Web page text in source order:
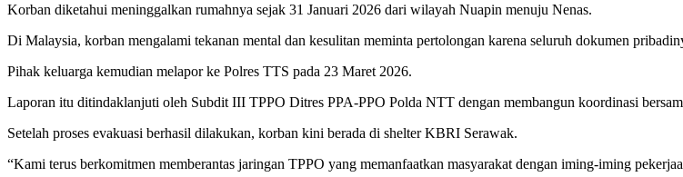
Korban diketahui meninggalkan rumahnya sejak 31 Januari 2026 dari wilayah Nuapin menuju Nenas.
Di Malaysia, korban mengalami tekanan mental dan kesulitan meminta pertolongan karena seluruh dokumen
Pihak keluarga kemudian melapor ke Polres TTS pada 23 Maret 2026.
Laporan itu ditindaklanjuti oleh Subdit III TPPO Ditres PPA-PPO Polda NTT dengan membangun koordinasi
Setelah proses evakuasi berhasil dilakukan, korban kini berada di shelter KBRI Serawak.
“Kami terus berkomitmen memberantas jaringan TPPO yang memanfaatkan masyarakat dengan iming-iming